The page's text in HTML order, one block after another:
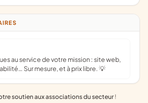
Sur mesure, et à prix libre. 💡
soutien aux associations du secteur !